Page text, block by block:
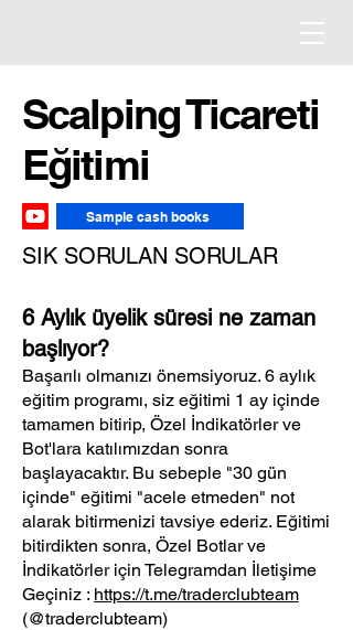
Scalping Ticareti
Eğitimi
Sample cash books
SIK SORULAN SORULAR
6 Aylık üyelik süresi ne zaman
başlıyor?
Başarılı olmanızı önemsiyoruz. 6 aylık
eğitim programı, siz eğitimi 1 ay içinde
tamamen bitirip, Özel İndikatörler ve
Bot'lara katılımızdan sonra
başlayacaktır. Bu sebeple "30 gün
içinde" eğitimi "acele etmeden" not
alarak bitirmenizi tavsiye ederiz. Eğitimi
bitirdikten sonra, Özel Botlar ve
İndikatörler için Telegramdan İletişime
Geçiniz : https://t.me/traderclubteam
(@traderclubteam)